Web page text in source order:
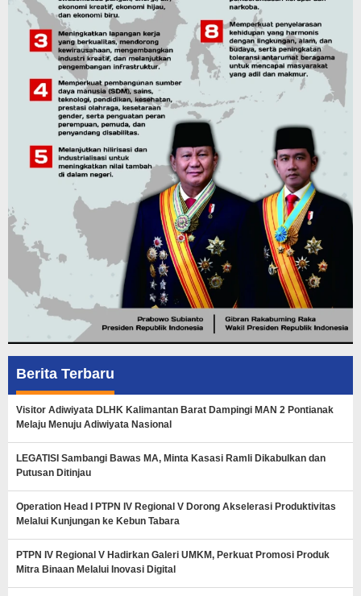
Berita Terbaru
Visitor Adiwiyata DLHK Kalimantan Barat Dampingi MAN 2 Pontianak
Melaju Menuju Adiwiyata Nasional
LEGATISI Sambangi Bawas MA, Minta Kasasi Ramli Dikabulkan dan
Putusan Ditinjau
Operation Head I PTPN IV Regional V Dorong Akselerasi Produktivitas
Melalui Kunjungan ke Kebun Tabara
PTPN IV Regional V Hadirkan Galeri UMKM, Perkuat Promosi Produk
Mitra Binaan Melalui Inovasi Digital